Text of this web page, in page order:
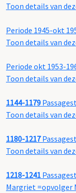
Toon details van
Periode 1945-okt
Toon details van
Periode okt 1953-
Toon details van
1144-1179
Toon details van
1180-1217
Toon details van
1218-1241
Margriet =opvolger